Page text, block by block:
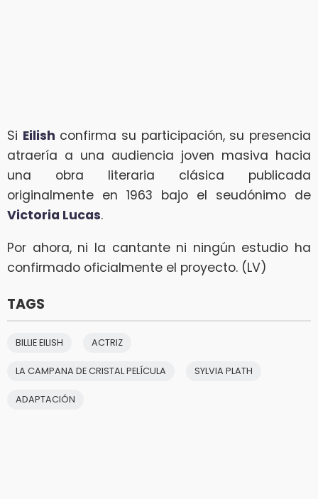
Si Eilish confirma su participación, su presencia
atraería a una audiencia joven masiva hacia
una obra literaria clásica publicada
originalmente en 1963 bajo el seudónimo de
Victoria Lucas.
Por ahora, ni la cantante ni ningún estudio ha
confirmado oficialmente el proyecto. (LV)
TAGS
BILLIE EILISH ACTRIZ
LA CAMPANA DE CRISTAL PELÍCULA SYLVIA PLATH
ADAPTACIÓN